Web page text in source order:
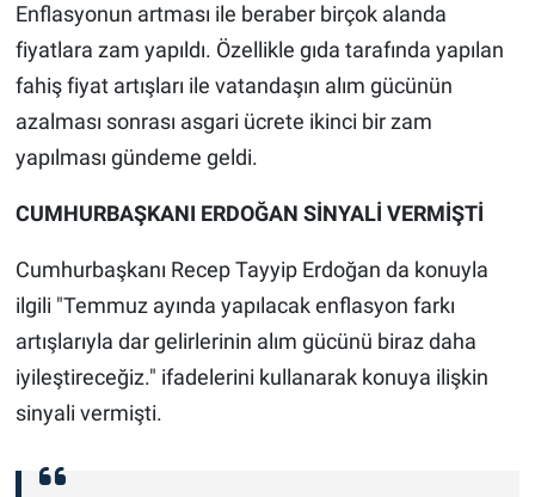
Enflasyonun artması ile beraber birçok alanda
fiyatlara zam yapıldı. Özellikle gıda tarafında yapılan
fahiş fiyat artışları ile vatandaşın alım gücünün
azalması sonrası asgari ücrete ikinci bir zam
yapılması gündeme geldi.
CUMHURBAŞKANI ERDOĞAN SİNYALİ VERMİŞTİ
Cumhurbaşkanı Recep Tayyip Erdoğan da konuyla
ilgili "Temmuz ayında yapılacak enflasyon farkı
artışlarıyla dar gelirlerinin alım gücünü biraz daha
iyileştireceğiz." ifadelerini kullanarak konuya ilişkin
sinyali vermişti.